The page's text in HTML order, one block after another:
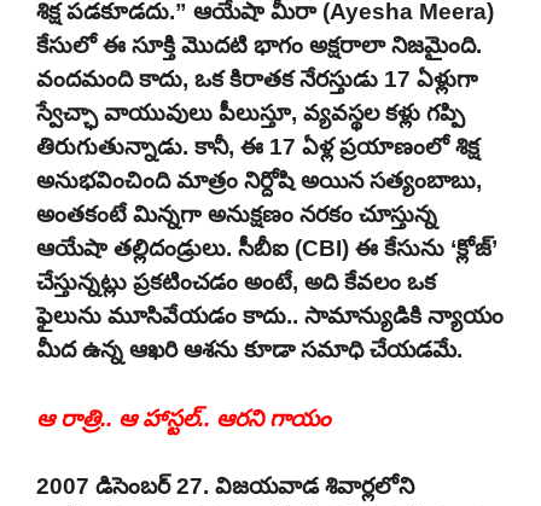
శిక్ష పడకూడదు.” ఆయేషా మీరా (Ayesha Meera)
కేసులో ఈ సూక్తి మొదటి భాగం అక్షరాలా నిజమైంది.
వందమంది కాదు, ఒక కిరాతక నేరస్తుడు 17 ఏళ్లుగా
స్వేచ్ఛా వాయువులు పీలుస్తూ, వ్యవస్థల కళ్లు గప్పి
తిరుగుతున్నాడు. కానీ, ఈ 17 ఏళ్ల ప్రయాణంలో శిక్ష
అనుభవించింది మాత్రం నిర్దోషి అయిన సత్యంబాబు,
అంతకంటే మిన్నగా అనుక్షణం నరకం చూస్తున్న
ఆయేషా తల్లిదండ్రులు. సీబీఐ (CBI) ఈ కేసును ‘క్లోజ్’
చేస్తున్నట్లు ప్రకటించడం అంటే, అది కేవలం ఒక
ఫైలును మూసివేయడం కాదు.. సామాన్యుడికి న్యాయం
మీద ఉన్న ఆఖరి ఆశను కూడా సమాధి చేయడమే.
ఆ రాత్రి.. ఆ హాస్టల్.. ఆరని గాయం
2007 డిసెంబర్ 27. విజయవాడ శివార్లలోని